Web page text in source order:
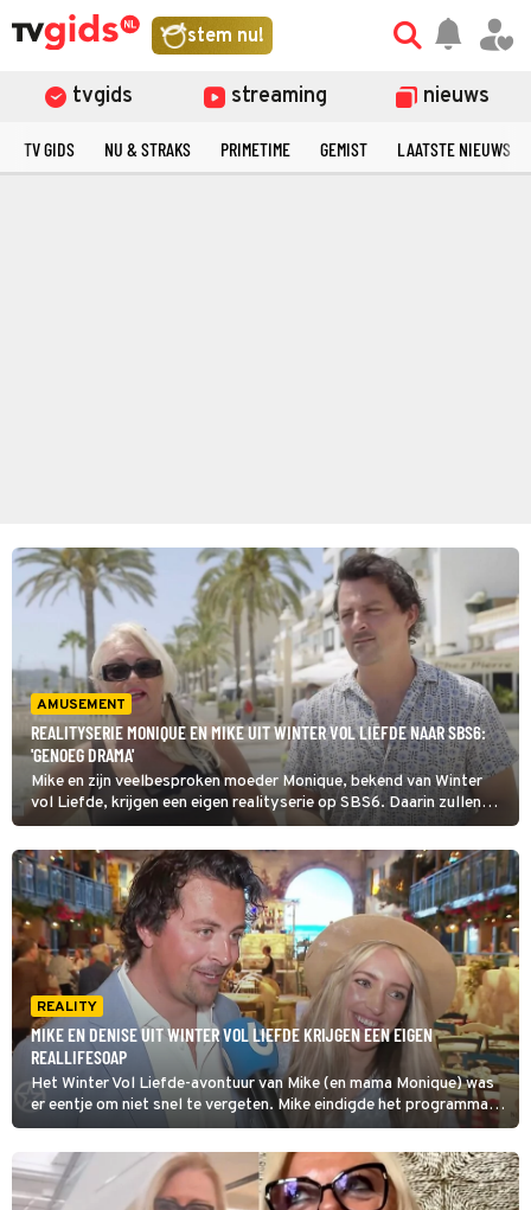
stem nu!
tvgids streaming nieuws
TV GIDS NU & STRAKS PRIMETIME GEMIST LAATSTE NIEUWS
AMUSEMENT
REALITYSERIE MONIQUE EN MIKE UIT WINTER VOL LIEFDE NAAR SBS6:
'GENOEG DRAMA'
Mike en zijn veelbesproken moeder Monique, bekend van Winter
vol Liefde, krijgen een eigen realityserie op SBS6. Daarin zullen
uiteraard ook zijn vader en vriendin Denise in te zien zijn. Wat kan
de kijker daarvan verwachten en wanneer komt het op tv? Lees
snel verder.
REALITY
MIKE EN DENISE UIT WINTER VOL LIEFDE KRIJGEN EEN EIGEN
REALLIFESOAP
Het Winter Vol Liefde-avontuur van Mike (en mama Monique) was
er eentje om niet snel te vergeten. Mike eindigde het programma
met Antine, maar die relatie hield geen stand. Uiteindelijk vond hij
de liefde bij Denise.